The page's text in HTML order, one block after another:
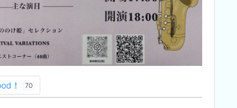
！ 70